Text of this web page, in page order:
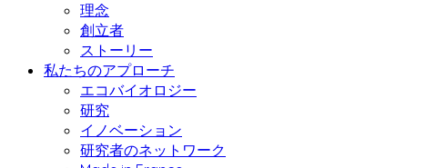
理念
創立者
ストーリー
私たちのアプローチ
エコバイオロジー
研究
イノベーション
研究者のネットワーク